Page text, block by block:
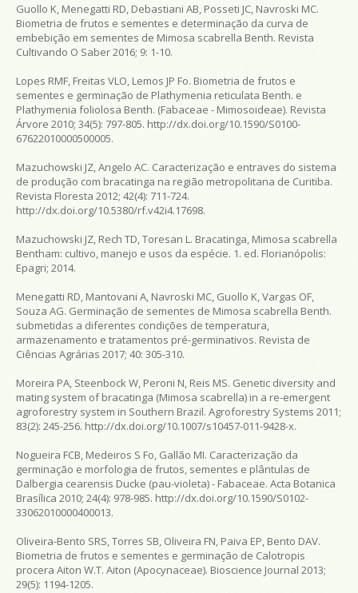
Guollo K, Menegatti RD, Debastiani AB, Posseti JC, Navroski MC.
Biometria de frutos e sementes e determinação da curva de
embebição em sementes de Mimosa scabrella Benth. Revista
Cultivando O Saber2016; 9: 1-10.
Lopes RMF, Freitas VLO, Lemos JP Fo. Biometria de frutos e
sementes e germinação de Plathymenia reticulata Benth. e
Plathymenia foliolosa Benth. (Fabaceae - Mimosoideae). Revista
Árvore 2010; 34(5): 797-805. http://dx.doi.org/10.1590/S0100-
67622010000500005.
Mazuchowski JZ, Angelo AC. Caracterização e entraves do sistema
de produção com bracatinga na região metropolitana de Curitiba.
Revista Floresta 2012; 42(4): 711-724.
http://dx.doi.org/10.5380/rf.v42i4.17698.
Mazuchowski JZ, Rech TD, Toresan L. Bracatinga, Mimosa scabrella
Bentham: cultivo, manejo e usos da espécie. 1. ed. Florianópolis:
Epagri; 2014.
Menegatti RD, Mantovani A, Navroski MC, Guollo K, Vargas OF,
Souza AG. Germinação de sementes de Mimosa scabrella Benth.
submetidas a diferentes condições de temperatura,
armazenamento e tratamentos pré-germinativos. Revista de
Ciências Agrárias 2017; 40: 305-310.
Moreira PA, Steenbock W, Peroni N, Reis MS. Genetic diversity and
mating system of bracatinga (Mimosa scabrella) in a re-emergent
agroforestry system in Southern Brazil. Agroforestry Systems 2011;
83(2): 245-256. http://dx.doi.org/10.1007/s10457-011-9428-x.
Nogueira FCB, Medeiros S Fo, Gallão MI. Caracterização da
germinação e morfologia de frutos, sementes e plântulas de
Dalbergia cearensis Ducke (pau-violeta) - Fabaceae. Acta Botanica
Brasílica 2010; 24(4): 978-985. http://dx.doi.org/10.1590/S0102-
33062010000400013.
Oliveira-Bento SRS, Torres SB, Oliveira FN, Paiva EP, Bento DAV.
Biometria de frutos e sementes e germinação de Calotropis
procera Aiton W.T. Aiton (Apocynaceae). Bioscience Journal 2013;
29(5): 1194-1205.